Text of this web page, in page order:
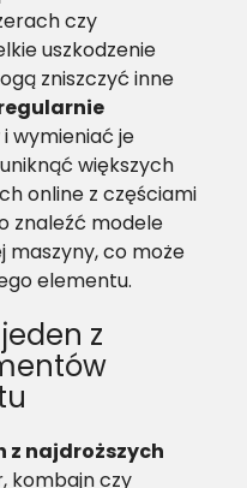
czy
uszkodzenie
zniszczyć inne
i wymieniać je
większych
online z częściami
znaleźć modele
co może
elementu.
z
z najdroższych
kombajn czy